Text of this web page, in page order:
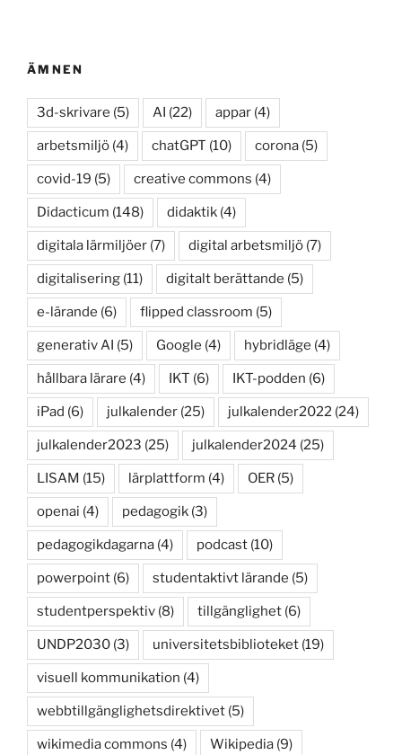
ÄMNEN
3d-skrivare (5) AI (22) appar (4)
arbetsmiljö (4) chatGPT (10) corona (5)
covid-19 (5) creative commons (4)
Didacticum (148) didaktik (4)
digitala lärmiljöer (7) digital arbetsmiljö (7)
digitalisering (11) digitalt berättande (5)
e-lärande (6) flipped classroom (5)
generativ AI (5) Google (4) hybridläge (4)
hållbara lärare (4) IKT (6) IKT-podden (6)
iPad (6) julkalender (25) julkalender2022 (24)
julkalender2023 (25) julkalender2024 (25)
LISAM (15) lärplattform (4) OER (5)
openai (4) pedagogik (3)
pedagogikdagarna (4) podcast (10)
powerpoint (6) studentaktivt lärande (5)
studentperspektiv (8) tillgänglighet (6)
UNDP2030 (3) universitetsbiblioteket (19)
visuell kommunikation (4)
webbtillgänglighetsdirektivet (5)
wikimedia commons (4) Wikipedia (9)